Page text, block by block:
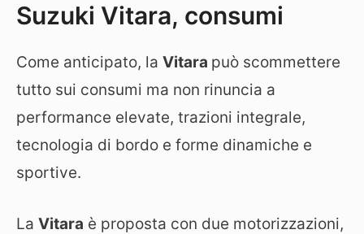
Suzuki Vitara, consumi
Come anticipato, la Vitara può scommettere
tutto sui consumi ma non rinuncia a
performance elevate, trazioni integrale,
tecnologia di bordo e forme dinamiche e
sportive.
La Vitara è proposta con due motorizzazioni,